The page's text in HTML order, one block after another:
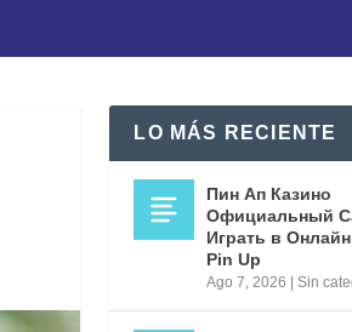
LO MÁS RECIENTE
Пин Ап Казино
Официальный
Играть в
Pin Up
Ago 7, 2026 |Sin